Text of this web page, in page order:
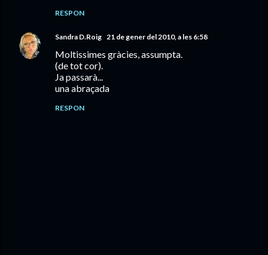
RESPON
Sandra D.Roig 21 de gener del 2010, a les 6:58
Moltissimes gràcies, assumpta.
(de tot cor).
Ja passarà...
una abraçada
RESPON